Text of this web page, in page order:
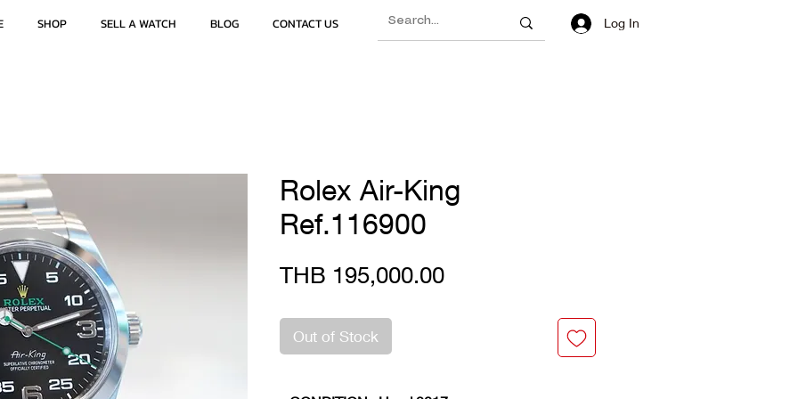
SHOP SELL A WATCH BLOG CONTACT US Log In
Rolex Air-King
Ref.116900
THB 195,000.00Price
Out of Stock